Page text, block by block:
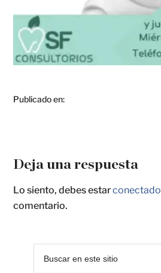
Publicado en:
Deja una respuesta
Lo siento, debes estarconectado
comentario.